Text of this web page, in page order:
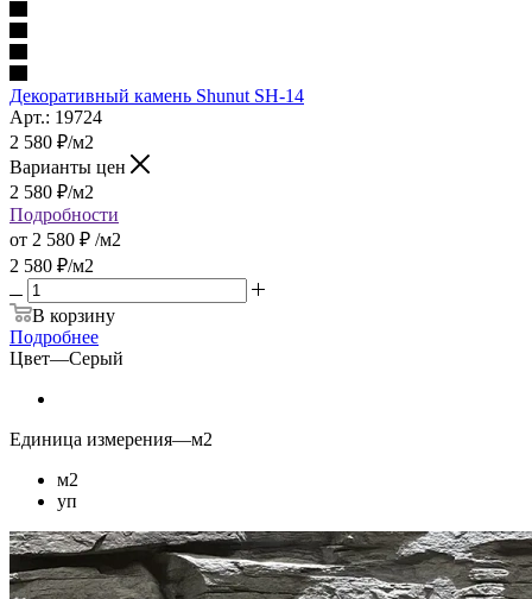
Декоративный камень Shunut SH-14
Арт.: 19724
2 580 ₽/м2
Варианты цен
2 580 ₽/м2
Подробности
от 2 580 ₽ /м2
2 580 ₽/м2
В корзину
Подробнее
Цвет—Серый
Единица измерения—м2
м2
уп